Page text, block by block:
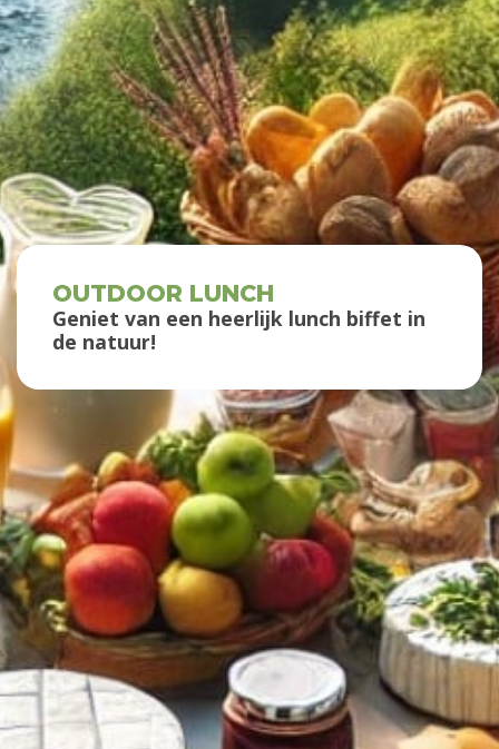
OUTDOOR LUNCH
Geniet van een heerlijk lunch biffet in
de natuur!